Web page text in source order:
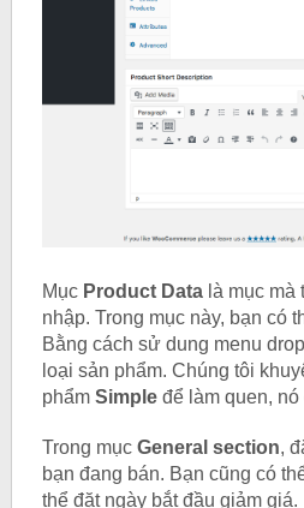
Mục Product Datalà mục mà
nhập. Trong mục này, bạn có
Bằng cách sử dung menu
loại sản phẩm. Chúng tôi
phẩm Simpleđể làm quen, nó
Trong mục General section,
bạn đang bán. Bạn cũng có
thể đặt ngày bắt đầu giảm giá.